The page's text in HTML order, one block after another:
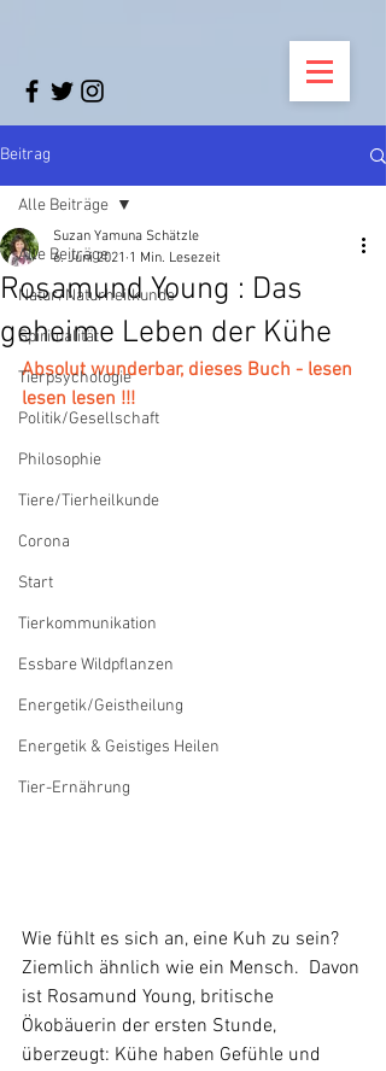
Beitrag
Alle Beiträge
Natur/Naturheilkunde
Spiritualität
Tierpsychologie
Politik/Gesellschaft
Philosophie
Tiere/Tierheilkunde
Corona
Start
Tierkommunikation
Essbare Wildpflanzen
Energetik/Geistheilung
Energetik & Geistiges Heilen
Tier-Ernährung
Alle Beiträge
Rosamund Young : Das
geheime Leben der Kühe
Suzan Yamuna Schätzle
6. Juni 2021 1 Min. Lesezeit
Absolut wunderbar, dieses Buch - lesen
lesen lesen !!!
Wie fühlt es sich an, eine Kuh zu sein?
Ziemlich ähnlich wie ein Mensch.  Davon
ist Rosamund Young, britische
Ökobäuerin der ersten Stunde,
überzeugt: Kühe haben Gefühle und